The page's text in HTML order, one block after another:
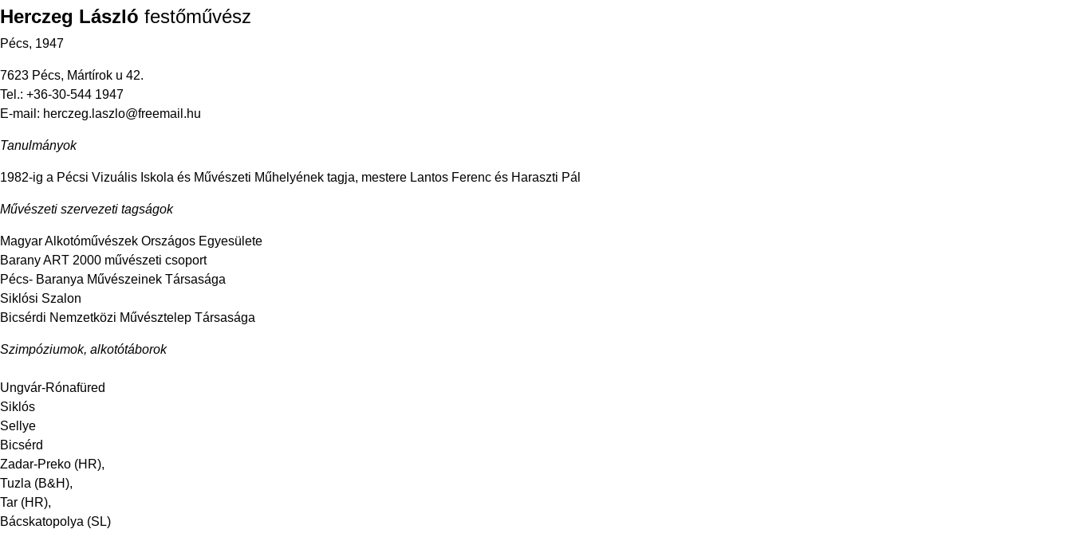
Herczeg László festőművész
Pécs, 1947
7623 Pécs, Mártírok u 42.
Tel.: +36-30-544 1947
E-mail: herczeg.laszlo@freemail.hu
Tanulmányok
1982-ig a Pécsi Vizuális Iskola és Művészeti Műhelyének tagja, mestere Lantos Ferenc és Haraszti Pál
Művészeti szervezeti tagságok
Magyar Alkotóművészek Országos Egyesülete
Barany ART 2000 művészeti csoport
Pécs- Baranya Művészeinek Társasága
Siklósi Szalon
Bicsérdi Nemzetközi Művésztelep Társasága
Szimpóziumok, alkotótáborok
Ungvár-Rónafüred
Siklós
Sellye
Bicsérd
Zadar-Preko (HR),
Tuzla (B&H),
Tar (HR),
Bácskatopolya (SL)